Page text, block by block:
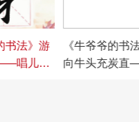
书法》游
唱儿歌
《牛爷爷的书
向牛头充炭